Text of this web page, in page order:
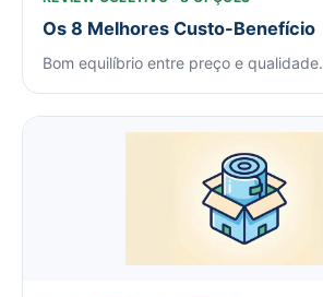
Os 8 Melhores Custo-Benefício
Bom equilíbrio entre preço e qualidade.